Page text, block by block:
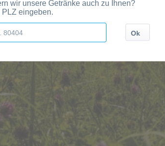
den folgenden Regionen, Städten,